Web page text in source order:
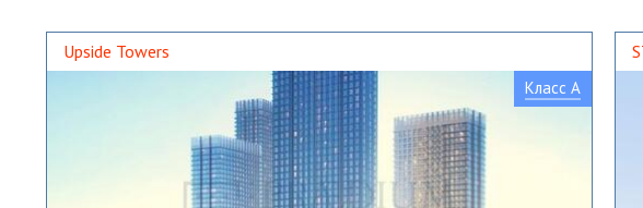
Upside Towers
Класс A